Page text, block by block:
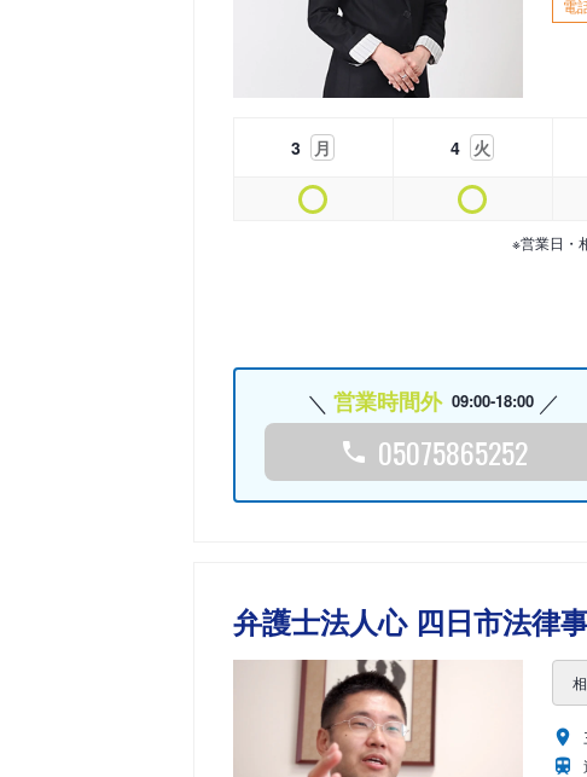
電
3 月 4 火
※営業日・
営業時間外 09:00-18:00
05075865252
弁護士法人心 四日市法律